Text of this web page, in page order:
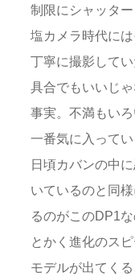
制限にシャッタ
塩カメラ時代に
丁寧に撮影して
具合でもいいじ
事実。不満もい
一番気に入って
日頃カバンの中
いているのと同
るのがこのDP1な
とかく進化のス
モデルが出てく